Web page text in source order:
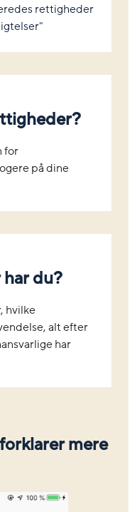
rettigheder
for
på dine
du?
hvilke
alt efter
har
mere